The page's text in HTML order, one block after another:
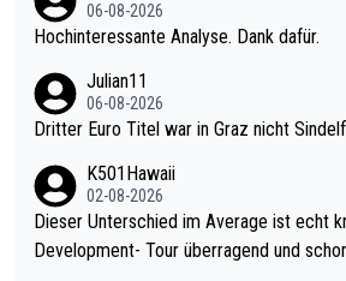
06-08-2026
Hochinteressante Analyse. Dank dafür.
Julian11
06-08-2026
Dritter Euro Titel war in Graz nicht
K501Hawaii
02-08-2026
Dieser Unterschied im Average ist echt krass! 111+ ist
Development- Tour überragend und